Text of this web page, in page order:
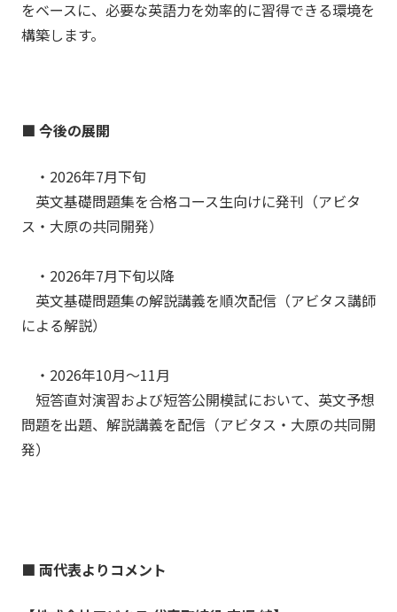
をベースに、必要な英語力を効率的に習得できる環境を
構築します。
■ 今後の展開
・2026年7月下旬
英文基礎問題集を合格コース生向けに発刊（アビタ
ス・大原の共同開発）
・2026年7月下旬以降
英文基礎問題集の解説講義を順次配信（アビタス講師
による解説）
・2026年10月～11月
短答直対演習および短答公開模試において、英文予想
問題を出題、解説講義を配信（アビタス・大原の共同開
発）
■ 両代表よりコメント